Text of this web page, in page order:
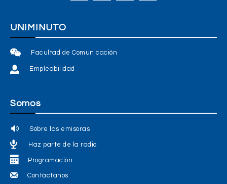
UNIMINUTO
Facultad de Comunicación
Empleabilidad
Somos
Sobre las emisoras
Haz parte de la radio
Programación
Contáctanos